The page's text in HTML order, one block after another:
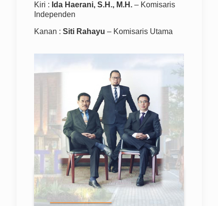
Kiri : Ida Haerani, S.H., M.H.– Komisaris
Independen
Kanan : Siti Rahayu – Komisaris Utama